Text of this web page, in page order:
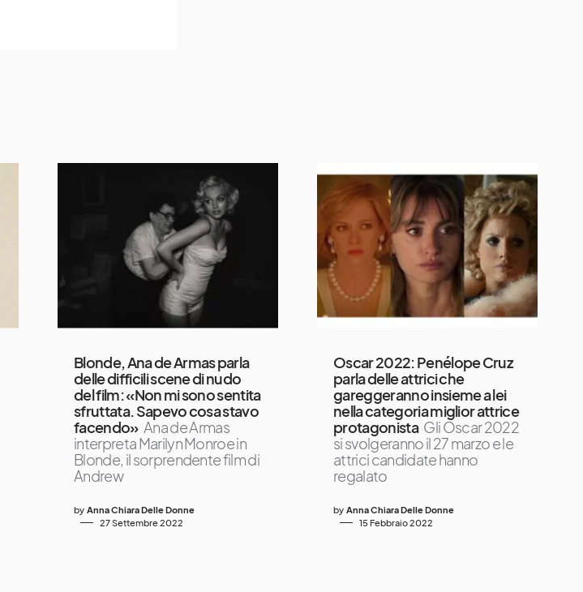
Blonde, Ana de Armas parla
delle difficili scene di nudo
del film: «Non mi sono sentita
sfruttata. Sapevo cosa stavo
facendo» Ana de Armas
interpreta Marilyn Monroe in
Blonde, il sorprendente film di
Andrew
by Anna Chiara Delle Donne
27 Settembre 2022
Oscar 2022: Penélope Cruz
parla delle attrici che
gareggeranno insieme a lei
nella categoria miglior attrice
protagonista Gli Oscar 2022
si svolgeranno il 27 marzo e le
attrici candidate hanno
regalato
by Anna Chiara Delle Donne
15 Febbraio 2022